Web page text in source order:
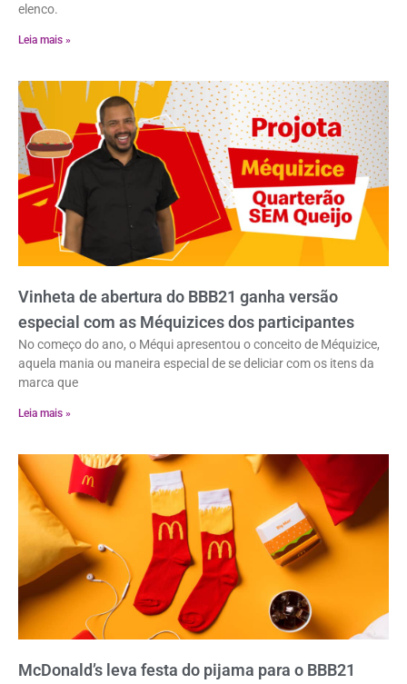
elenco.
Leia mais »
Vinheta de abertura do BBB21 ganha versão
especial com as Méquizices dos participantes
No começo do ano, o Méqui apresentou o conceito de Méquizice,
aquela mania ou maneira especial de se deliciar com os itens da
marca que
Leia mais »
McDonald’s leva festa do pijama para o BBB21